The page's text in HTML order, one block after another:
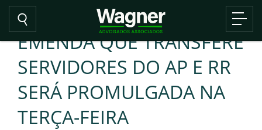
EMENDA QUE TRANSFERE
SERVIDORES DO AP E RR
SERÁ PROMULGADA NA
TERÇA-FEIRA